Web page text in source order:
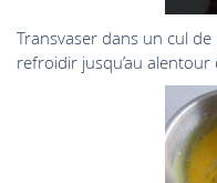
Transvaser dans un cul
refroidir jusqu’au alentour